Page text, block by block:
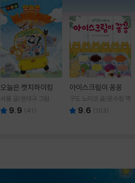
오늘은 캣치하이킹
서율 글/윤태규 그림
9.9 (41 )
아이스크림이 꽁꽁
구도 노리코 글/윤수정 역
9.6 (103)